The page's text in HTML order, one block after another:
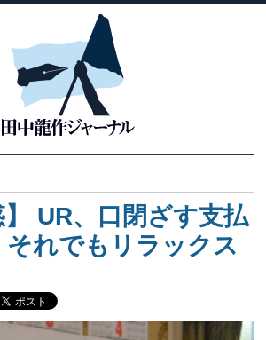
】 UR、口閉ざす支払
れでもリラックス